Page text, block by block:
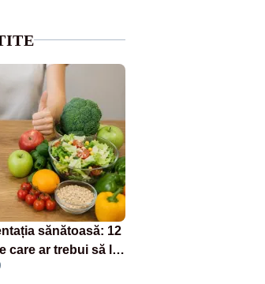
sănătoasă: 12
care ar trebui să le